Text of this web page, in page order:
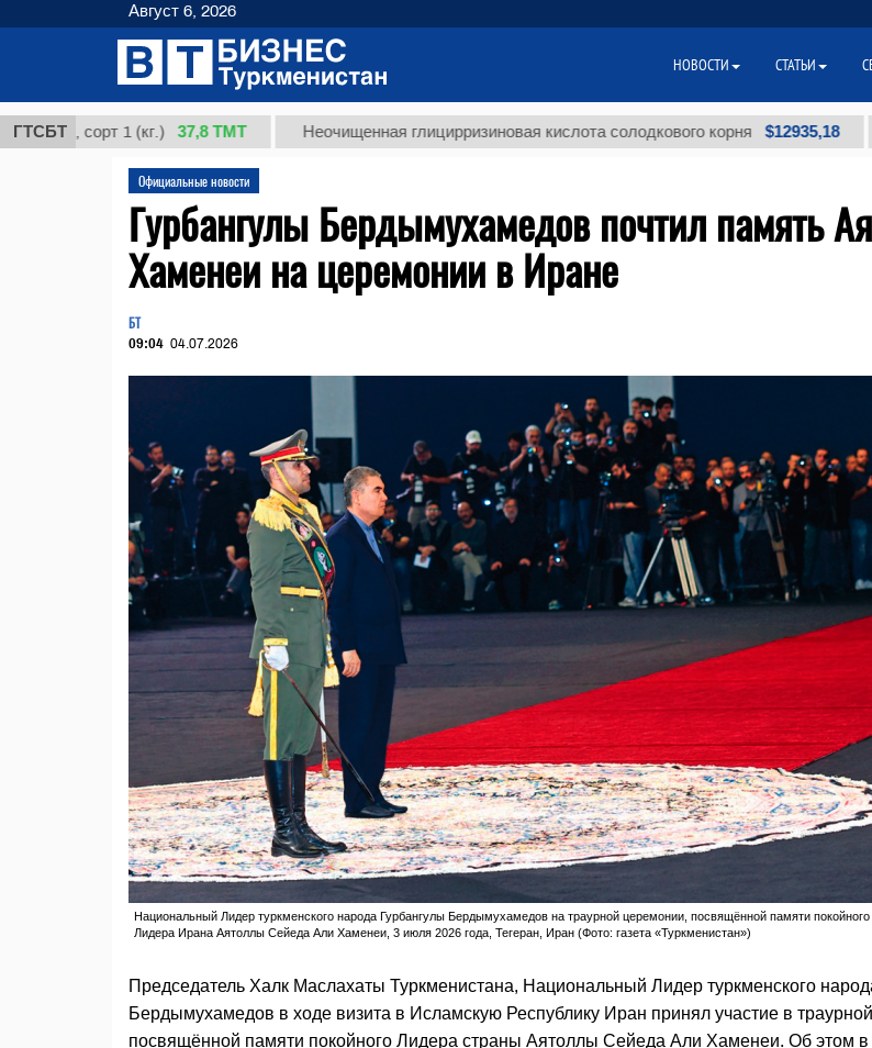
ГТСБТ
сорт 1 (кг.) 37,8 ТМТ Неочищенная глицирризиновая кислота солодкового корня $12935,18
Официальные новости
Гурбангулы Бердымухамедов почтил память
Хаменеи на церемонии в Иране
БТ
09:04 04.07.2026
Национальный Лидер туркменского народа Гурбангулы Бердымухамедов на траурной церемонии, посвящённой памяти покойного
Лидера Ирана Аятоллы Сейеда Али Хаменеи, 3 июля 2026 года, Тегеран, Иран (Фото: газета «Туркменистан»)
Председатель Халк Маслахаты Туркменистана, Национальный Лидер туркменского
Бердымухамедов в ходе визита в Исламскую Республику Иран принял участие в
посвящённой памяти покойного Лидера страны Аятоллы Сейеда Али Хаменеи. Об этом
Август 6, 2026
НОВОСТИ СТАТЬИ